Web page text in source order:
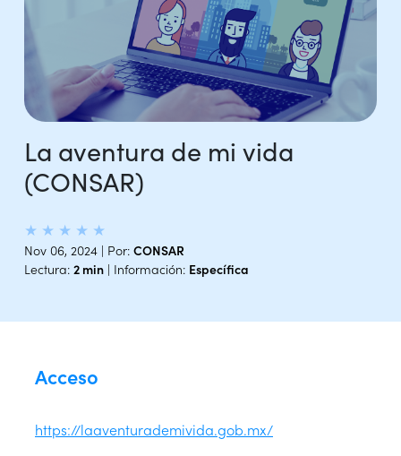
La aventura de mi vida
(CONSAR)
★ ★ ★ ★ ★
Nov 06, 2024 | Por: CONSAR
Lectura: 2 min | Información: Específica
Acceso
https://laaventurademivida.gob.mx/